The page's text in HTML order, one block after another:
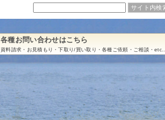
各種お問い合わせはこちら
資料請求・お見積もり・下取り/買い取り・各種ご依頼・ご相談・etc...